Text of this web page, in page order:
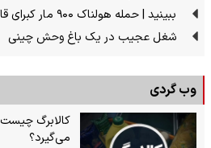
ببینید | حمله هولناک ۹۰۰ مار کبرای قاتل به ساکنان مردم چین
شغل عجیب در یک باغ وحش چینی
وب گردی
کالابرگ
می‌گیرد؟